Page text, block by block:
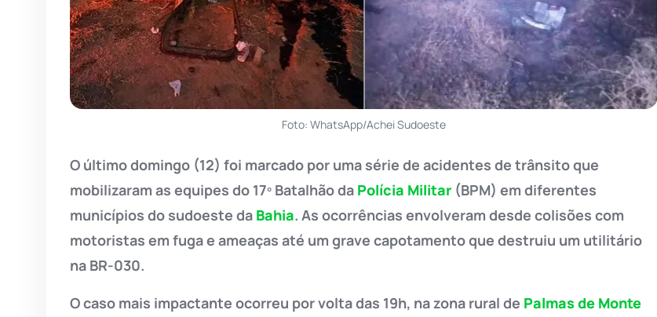
Foto: WhatsApp/Achei Sudoeste
O último domingo (12) foi marcado por uma série de acidentes de trânsito que
mobilizaram as equipes do 17º Batalhão da Polícia Militar (BPM) em diferentes
municípios do sudoeste da Bahia. As ocorrências envolveram desde colisões com
motoristas em fuga e ameaças até um grave capotamento que destruiu um utilitário
na BR-030.
O caso mais impactante ocorreu por volta das 19h, na zona rural de Palmas de Monte